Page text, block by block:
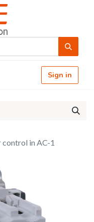
Sign in
in AC-1